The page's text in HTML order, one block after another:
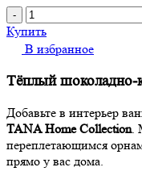
-
Купить
В избранное
Тёплый шоколадно-
Добавьте в интерьер
TANA Home Collection.
переплетающимся
прямо у вас дома.